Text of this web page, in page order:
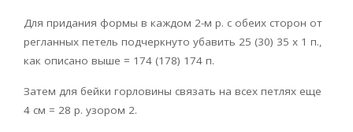
Для придания формы в каждом 2-м р. с обеих сторон от
регланных петель подчеркнуто убавить 25 (30) 35 х 1 п.,
как описано выше = 174 (178) 174 п.
Затем для бейки горловины связать на всех петлях еще
4 см = 28 р. узором 2.